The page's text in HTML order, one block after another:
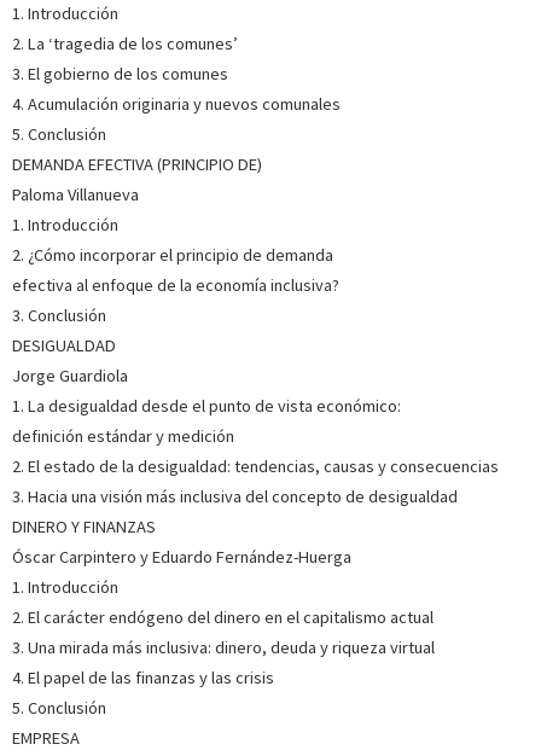
en diversas áreas como la economía del trabajo o l...
SOBRE JORGE GARCÍA-ARIAS (ESCRITOR)
inter- y multidisciplinar, y se sitúa en las muy diversas
economía política internacional, la ecología política crítica
y las humanidades ecológicas. Su inv...
autor
SOBRE GUARDIOLA.JORGE (ESCRITOR)
Catedrático en el Departamento de Economía Aplicada de
la Universidad de Granada (España). Es doctor en Economía
por la Universidad de Córdoba (España) y máster en
Economía por la Universidad Católica de Lovaina (Louvain-
la-Neuve, Bélgica). Sus intereses de investigación incluyen...
SOBRE LUIS FERNANDO LOBEJÓN (ESCRITOR)
Profesor titular de Economía Aplicada en la Universidad de
Valladolid y miembro del Grupo de Energía, Economía y
Dinámica de Sistemas (GEEDS). Autor de dos libros sobre
1. Introducción
2. La ‘tragedia de los comunes’
3. El gobierno de los comunes
4. Acumulación originaria y nuevos comunales
5. Conclusión
DEMANDA EFECTIVA (PRINCIPIO DE)
Paloma Villanueva
1. Introducción
2. ¿Cómo incorporar el principio de demanda
efectiva al enfoque de la economía inclusiva?
3. Conclusión
DESIGUALDAD
Jorge Guardiola
1. La desigualdad desde el punto de vista económico:
definición estándar y medición
2. El estado de la desigualdad: tendencias, causas y consecuencias
3. Hacia una visión más inclusiva del concepto de desigualdad
DINERO Y FINANZAS
Óscar Carpintero y Eduardo Fernández-Huerga
1. Introducción
2. El carácter endógeno del dinero en el capitalismo actual
3. Una mirada más inclusiva: dinero, deuda y riqueza virtual
4. El papel de las finanzas y las crisis
5. Conclusión
EMPRESA